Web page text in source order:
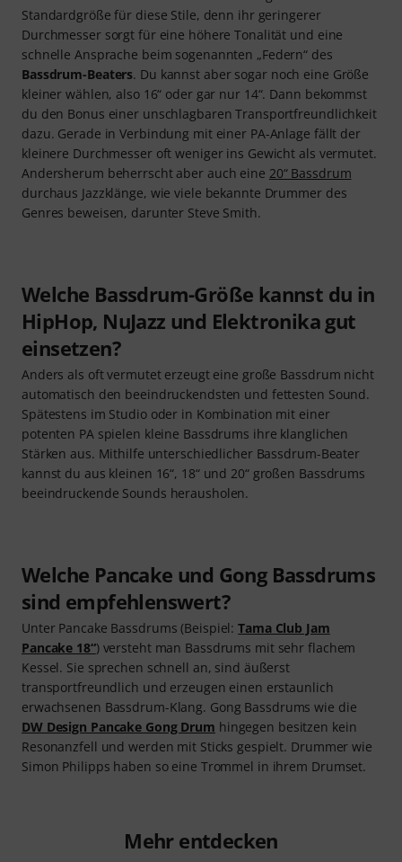
Standardgröße für diese Stile, denn ihr geringerer
Durchmesser sorgt für eine höhere Tonalität und eine
schnelle Ansprache beim sogenannten „Federn“ des
Bassdrum-Beaters. Du kannst aber sogar noch eine Größe
kleiner wählen, also 16“ oder gar nur 14“. Dann bekommst
du den Bonus einer unschlagbaren Transportfreundlichkeit
dazu. Gerade in Verbindung mit einer PA-Anlage fällt der
kleinere Durchmesser oft weniger ins Gewicht als vermutet.
Andersherum beherrscht aber auch eine 20“ Bassdrum
durchaus Jazzklänge, wie viele bekannte Drummer des
Genres beweisen, darunter Steve Smith.
Welche Bassdrum-Größe kannst du in
HipHop, NuJazz und Elektronika gut
einsetzen?
Anders als oft vermutet erzeugt eine große Bassdrum nicht
automatisch den beeindruckendsten und fettesten Sound.
Spätestens im Studio oder in Kombination mit einer
potenten PA spielen kleine Bassdrums ihre klanglichen
Stärken aus. Mithilfe unterschiedlicher Bassdrum-Beater
kannst du aus kleinen 16“, 18“ und 20“ großen Bassdrums
beeindruckende Sounds herausholen.
Welche Pancake und Gong Bassdrums
sind empfehlenswert?
Unter Pancake Bassdrums (Beispiel:Tama Club Jam
Pancake 18“) versteht man Bassdrums mit sehr flachem
Kessel. Sie sprechen schnell an, sind äußerst
transportfreundlich und erzeugen einen erstaunlich
erwachsenen Bassdrum-Klang. Gong Bassdrums wie die
DW Design Pancake Gong Drum hingegen besitzen kein
Resonanzfell und werden mit Sticks gespielt. Drummer wie
Simon Philipps haben so eine Trommel in ihrem Drumset.
Mehr entdecken